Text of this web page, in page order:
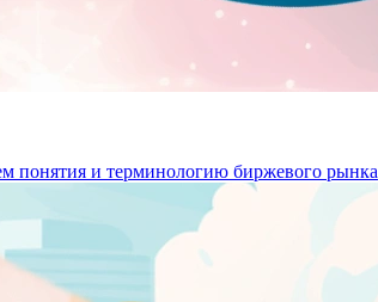
понятия и терминологию биржевого рынка